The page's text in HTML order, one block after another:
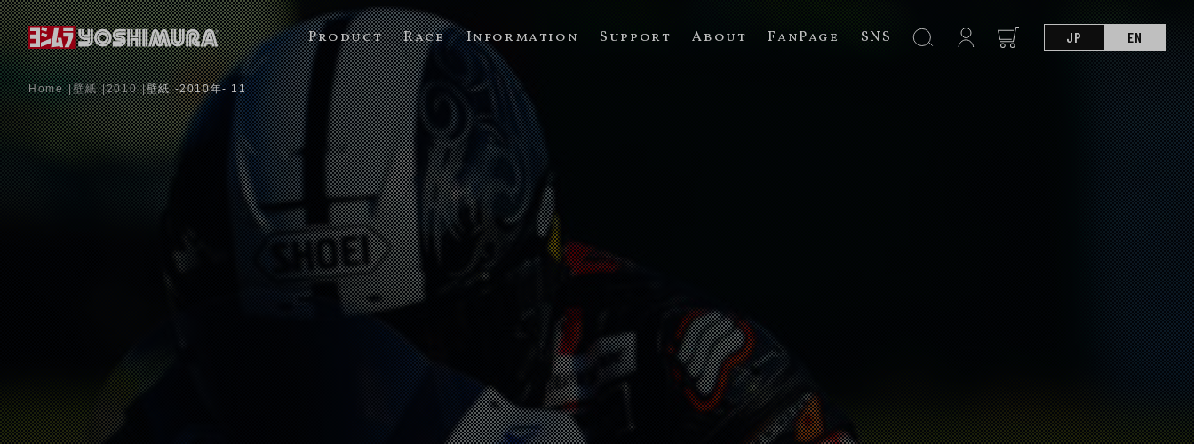
Product Race Information Support About FanPage SNS JP EN
Home 壁紙 2010 壁紙 -2010年- 11